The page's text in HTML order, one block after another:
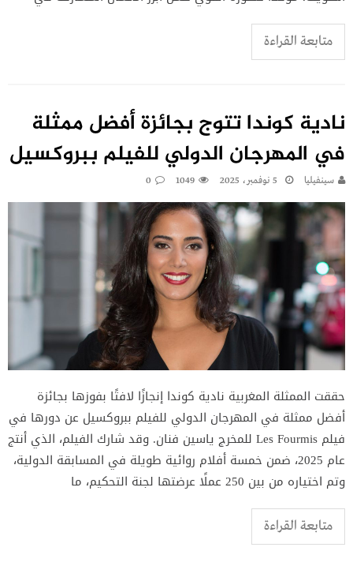
متابعة القراءة
نادية كوندا تتوج بجائزة أفضل ممثلة
في المهرجان الدولي للفيلم ببروكسيل
سينفيليا 5 نوفمبر، 2025 1049
0
حققت الممثلة المغربية نادية كوندا إنجازًا لافتًا بفوزها بجائزة
أفضل ممثلة في المهرجان الدولي للفيلم ببروكسيل عن دورها في
فيلم Les Fourmis للمخرج ياسين فنان. وقد شارك الفيلم، الذي أنتج
عام 2025، ضمن خمسة أفلام روائية طويلة في المسابقة الدولية،
وتم اختياره من بين 250 عملًا عرضتها لجنة التحكيم، ما
متابعة القراءة